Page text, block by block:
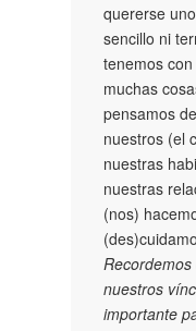
quererse
sencillo ni
tenemos
muchas
pensamos
nuestros (el
nuestras
nuestras
(nos)
nuestros
importante